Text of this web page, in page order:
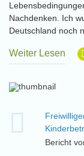
Nachdenken. Ich
Deutschland noch
Weiter Lesen
Bericht